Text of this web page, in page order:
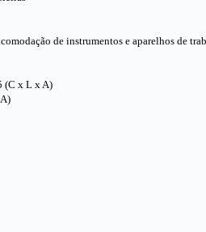
de instrumentos e aparelhos de
(C x L x A)